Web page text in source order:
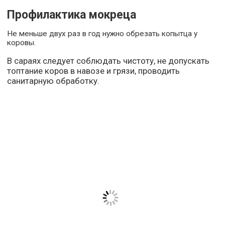
Профилактика мокреца
Не меньше двух раз в год нужно обрезать копытца у
коровы.
В сараях следует соблюдать чистоту, не допускать
топтание коров в навозе и грязи, проводить
санитарную обработку.